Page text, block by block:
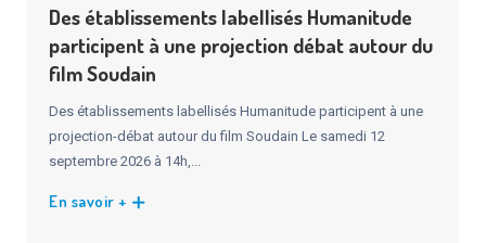
Des établissements labellisés Humanitude
participent à une projection débat autour du
film Soudain
Des établissements labellisés Humanitude participent à une
projection-débat autour du film Soudain Le samedi 12
septembre 2026 à 14h,...
En savoir +